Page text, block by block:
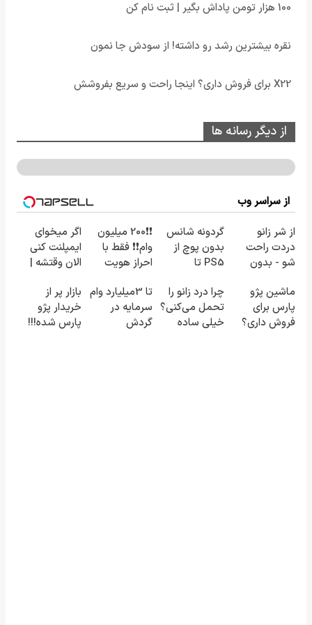
100 هزار تومن پاداش بگیر | ثبت نام کن
نقره بیشترین رشد رو داشته! از سودش جا نمون
X22 برای فروش داری؟ اینجا راحت و سریع بفروشش
از دیگر رسانه ها
از سراسر وب
از شر زانو
دردت راحت
شو - بدون
گردونه شانس
بدون پوچ از
PS5 تا
کوین 🔥
❗❗200 میلیون
وام❗❗ فقط با
احراز هویت
اگر میخوای
ایمپلنت کنی
الان وقتشه |
میلیون
تومان!!!
ماشین پژو
پارس برای
فروش داری؟
چرا درد زانو را
تحمل می‌کنی؟
خیلی ساده
تا 3میلیارد وام
سرمایه در
گردش
بازار پر از
خریدار پژو
پارس شده!!!